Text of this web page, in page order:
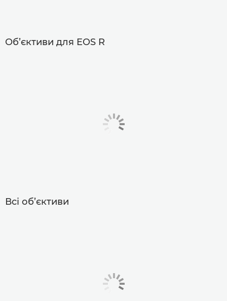
Об’єктиви для EOS R
Всі об’єктиви